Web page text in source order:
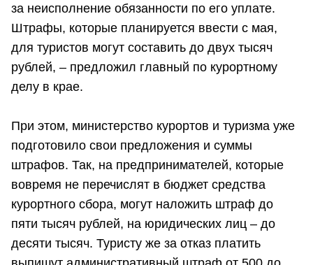
за неисполнение обязанности по его уплате.
Штрафы, которые планируется ввести с мая,
для туристов могут составить до двух тысяч
рублей, – предложил главный по курортному
делу в крае.
При этом, министерство курортов и туризма уже
подготовило свои предложения и суммы
штрафов. Так, на предпринимателей, которые
вовремя не перечислят в бюджет средства
курортного сбора, могут наложить штраф до
пяти тысяч рублей, на юридических лиц – до
десяти тысяч. Туристу же за отказ платить